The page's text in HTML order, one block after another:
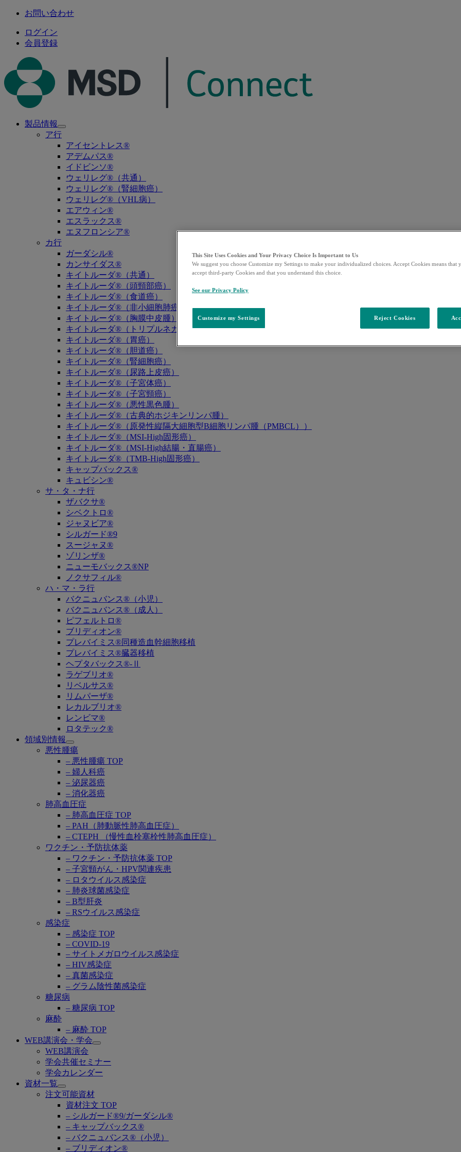
お問い合わせ
ログイン
会員登録
製品情報
Open
submenu
ア行
アイセントレス®
アデムパス®
イドビンソ®
ウェリレグ®（共通）
ウェリレグ®（腎細胞癌）
ウェリレグ®（VHL病）
エアウィン®
エスラックス®
エヌフロンシア®
カ行
ガーダシル®
カンサイダス®
キイトルーダ®（共通）
キイトルーダ®（頭頸部癌）
キイトルーダ®（食道癌）
キイトルーダ®（非小細胞肺癌）
キイトルーダ®（胸膜中皮腫）
キイトルーダ®（トリプルネガティブ乳癌）
キイトルーダ®（胃癌）
キイトルーダ®（胆道癌）
キイトルーダ®（腎細胞癌）
キイトルーダ®（尿路上皮癌）
キイトルーダ®（子宮体癌）
キイトルーダ®（子宮頸癌）
キイトルーダ®（悪性黒色腫）
キイトルーダ®（古典的ホジキンリンパ腫）
キイトルーダ®（原発性縦隔大細胞型B細胞リンパ腫（PMBCL））
キイトルーダ®（MSI-High固形癌）
キイトルーダ®（MSI-High結腸・直腸癌）
キイトルーダ®（TMB-High固形癌）
キャップバックス®
キュビシン®
サ・タ・ナ行
ザバクサ®
シベクトロ®
ジャヌビア®
シルガード®9
スージャヌ®
ゾリンザ®
ニューモバックス®NP
ノクサフィル®
ハ・マ・ラ行
バクニュバンス®（小児）
バクニュバンス®（成人）
ピフェルトロ®
ブリディオン®
プレバイミス®同種造血幹細胞移植
プレバイミス®臓器移植
ヘプタバックス®-Ⅱ
ラゲブリオ®
リベルサス®
リムパーザ®
レカルブリオ®
レンビマ®
ロタテック®
領域別情報
Open
submenu
悪性腫瘍
– 悪性腫瘍 TOP
– 婦人科癌
– 泌尿器癌
– 消化器癌
肺高血圧症
– 肺高血圧症 TOP
– PAH（肺動脈性肺高血圧症）
– CTEPH （慢性血栓塞栓性肺高血圧症）
ワクチン・予防抗体薬
– ワクチン・予防抗体薬 TOP
– 子宮頸がん・HPV関連疾患
– ロタウイルス感染症
– 肺炎球菌感染症
– B型肝炎
– RSウイルス感染症
感染症
– 感染症 TOP
– COVID-19
– サイトメガロウイルス感染症
– HIV感染症
– 真菌感染症
– グラム陰性菌感染症
糖尿病
– 糖尿病 TOP
麻酔
– 麻酔 TOP
WEB講演会・学会
Open
WEB講演会
学会共催セミナー
学会カレンダー
資材一覧
Open
submenu
注文可能資材
資材注文 TOP
– シルガード®9/ガーダシル®
– キャップバックス®
– バクニュバンス®（小児）
– ブリディオン®
This Site Uses Cookies and Your Privacy Choice Is Important to Us
We suggest you choose Customize my Settings to make your individualized choices. Accept Cookies means that
accept third-party Cookies and that you understand this choice.
See our Privacy Policy
Customize my Settings Reject Cookies